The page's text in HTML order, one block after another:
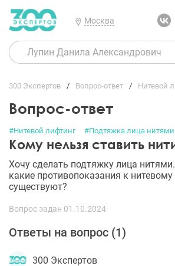
Москва
300 Экспертов Вопрос-ответ Нитевой
Вопрос-ответ
#Нитевой лифтинг #Подтяжка лица нитями
Кому нельзя ставить
Хочу сделать подтяжку лица
какие противопоказания к
существуют?
Вопрос задан 01.10.2024
Ответы на вопрос (1)
300 Экспертов